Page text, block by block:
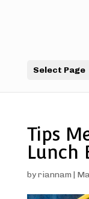
Select Page
Tips
Lunch
byriannam |